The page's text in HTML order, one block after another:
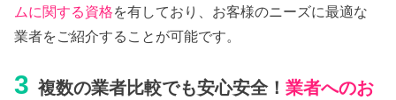
ムに関する資格を有しており、お客様のニーズに最適な
業者をご紹介することが可能です。
3 複数の業者比較でも安心安全！業者へのお